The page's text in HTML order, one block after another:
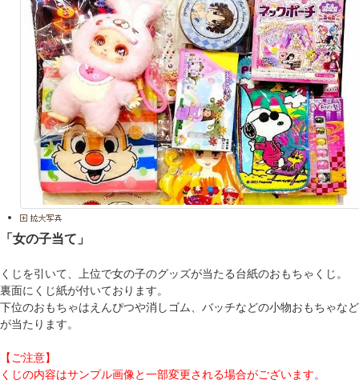
「女の子当て」
くじを引いて、上位で女の子のグッズが当たる台紙のおもちゃくじ。
裏面にくじ紙が付いております。
下位のおもちゃはえんぴつや消しゴム、バッチなどの小物おもちゃなど
が当たります。
【ご注意】
くじの内容はサンプル画像と一部変更される場合がございます。